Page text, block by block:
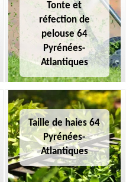
Tonte et
réfection de
pelouse 64
Pyrénées-
Atlantiques
Taille de haies 64
Pyrénées-
Atlantiques